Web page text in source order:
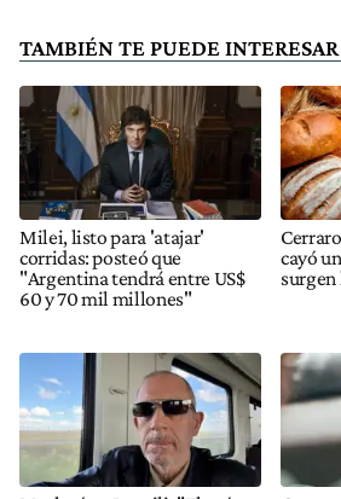
TAMBIÉN TE PUEDE INTERESAR
Milei, listo para 'atajar'
corridas: posteó que
"Argentina tendrá entre US$
60 y 70 mil millones"
cayó
surgen